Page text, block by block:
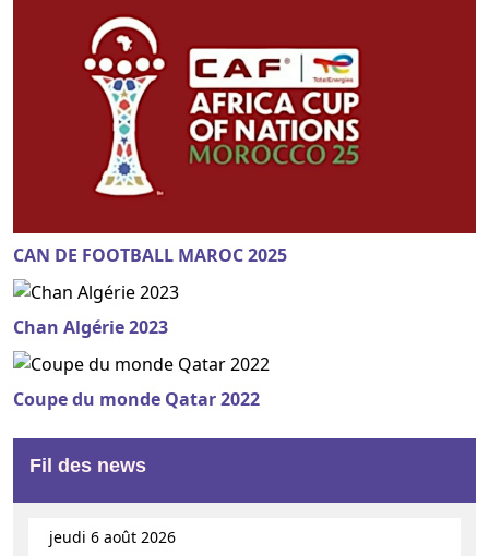
CAN DE FOOTBALL MAROC 2025
Chan Algérie 2023
Coupe du monde Qatar 2022
Fil des news
jeudi 6 août 2026